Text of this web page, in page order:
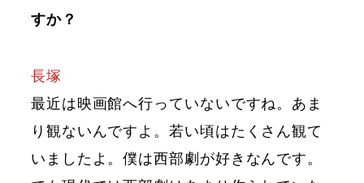
すか？
長塚
最近は映画館へ行っていないですね。あま
り観ないんですよ。若い頃はたくさん観て
いましたよ。僕は西部劇が好きなんです。